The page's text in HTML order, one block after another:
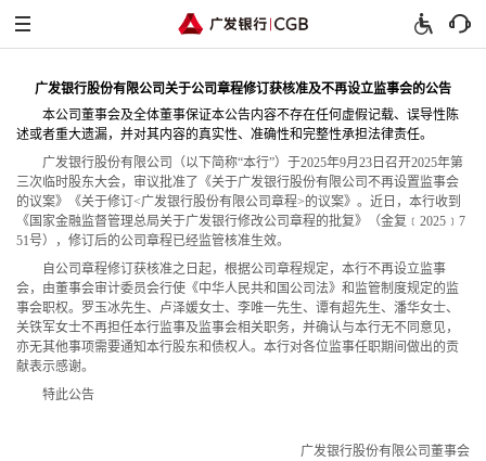
广发银行股份有限公司关于公司章程修订获核准及不再设立监事会的公告
本公司董事会及全体董事保证本公告内容不存在任何虚假记载、误导性陈
述或者重大遗漏，并对其内容的真实性、准确性和完整性承担法律责任。
广发银行股份有限公司（以下简称“本行”）于2025年9月23日召开2025年第
三次临时股东大会， 审议批准了《关于广发银行股份有限公司不再设置监事会
的议案》《关于修订<广发银行股份有限公司章程>的议案》。 近日， 本行收到
《国家金融监督管理总局关于广发银行修改公司章程的批复》（金复﹝2025﹞7
51号）， 修订后的公司章程已经监管核准生效。
自公司章程修订获核准之日起， 根据公司章程规定， 本行不再设立监事
会， 由董事会审计委员会行使《中华人民共和国公司法》和监管制度规定的监
事会职权。 罗玉冰先生、 卢泽媛女士、 李唯一先生、 谭有超先生、 潘华女士、
关铁军女士不再担任本行监事及监事会相关职务， 并确认与本行无不同意见，
亦无其他事项需要通知本行股东和债权人。 本行对各位监事任职期间做出的贡
献表示感谢。
特此公告
广发银行股份有限公司董事会